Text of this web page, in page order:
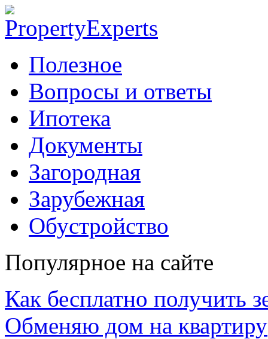
Полезное
Вопросы и ответы
Ипотека
Документы
Загородная
Зарубежная
Обустройство
Популярное на сайте
Как бесплатно получить
Обменяю дом на квартиру